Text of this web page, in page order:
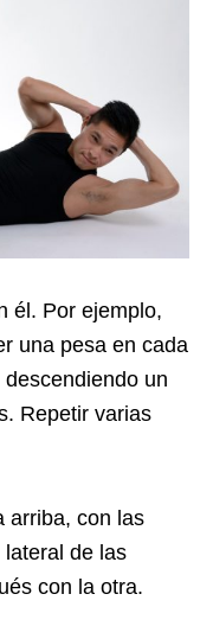
él. Por ejemplo,
una pesa en cada
un
Repetir varias
arriba, con las
de las
con la otra.